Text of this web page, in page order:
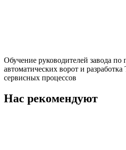
Обучение руководителей завода по
автоматических ворот и
сервисных процессов
Нас рекомендуют